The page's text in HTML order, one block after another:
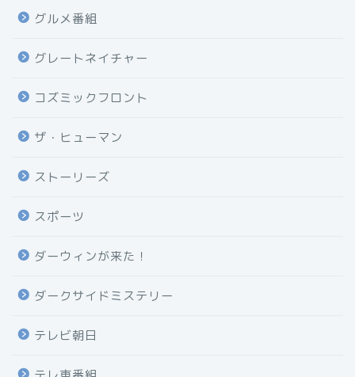
グルメ番組
グレートネイチャー
コズミックフロント
ザ・ヒューマン
ストーリーズ
スポーツ
ダーウィンが来た！
ダークサイドミステリー
テレビ朝日